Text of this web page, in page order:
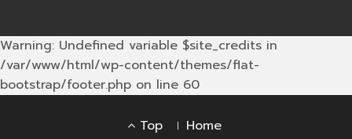
Warning: Undefined variable $site_credits in
/var/www/html/wp-content/themes/flat-
bootstrap/footer.php on line 60
Top Home